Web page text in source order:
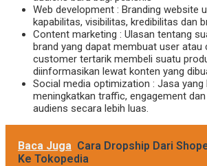
Web development : Branding website
kapabilitas, visibilitas, kredibilitas dan
Content marketing : Ulasan tentang
brand yang dapat membuat user
customer tertarik membeli suatu
diinformasikan lewat konten yang
Social media optimization : Jasa yang
meningkatkan traffic, engagement
audiens secara lebih luas.
Baca Juga Cara Dropship Dari
Ke Tokopedia